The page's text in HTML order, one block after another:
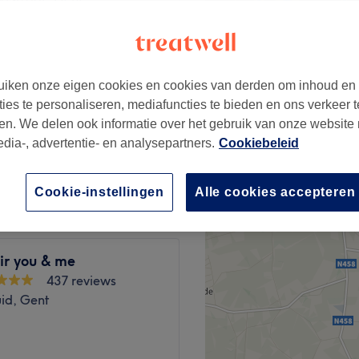
€15
€20
you & me
437 reviews
Gent
onze eigen cookies en cookies van derden om inhoud en
te personaliseren, mediafuncties te bieden en ons verkeer
We delen ook informatie over het gebruik van onze website
, advertentie- en analysepartners. Cookiebeleid
Alle cookies accepteren
Cookie-instellingen